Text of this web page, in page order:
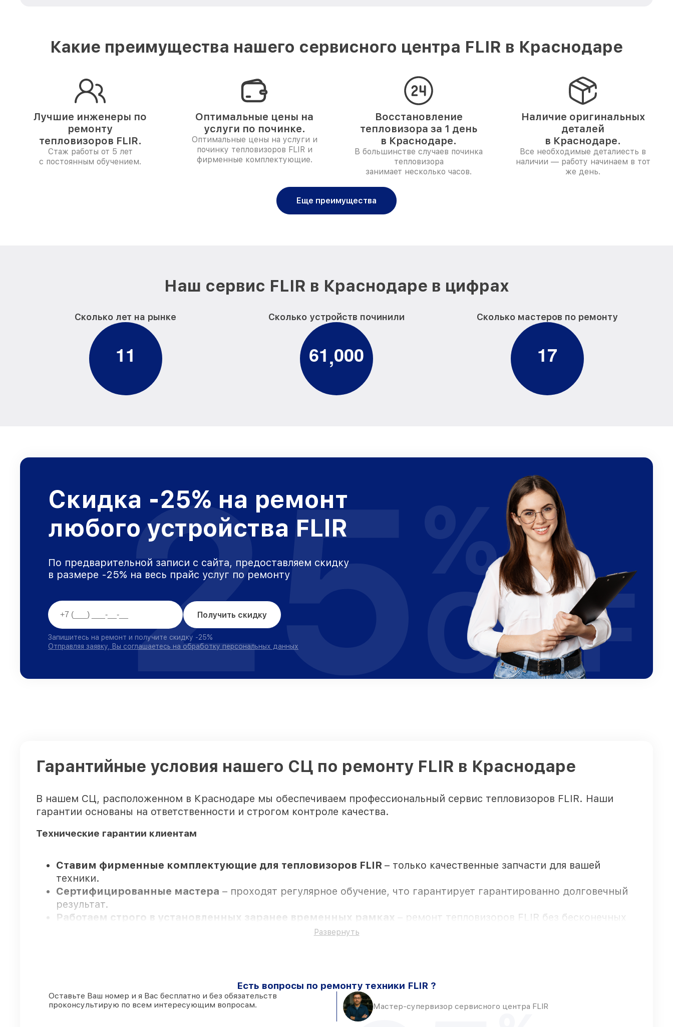
Какие преимущества нашего сервисного центра FLIR в Краснодаре
Лучшие инженеры по
ремонту
тепловизоров FLIR.
Стаж работы от 5 лет
с постоянным обучением.
Оптимальные цены на
услуги по починке.
Оптимальные цены на услуги и
починку тепловизоров FLIR и
фирменные комплектующие.
Восстановление
тепловизора за 1 день
в Краснодаре.
В большинстве случаев починка
тепловизора
занимает несколько часов.
Наличие оригинальных
деталей
в Краснодаре.
Все необходимые деталиесть в
наличии — работу начинаем в тот
же день.
Еще преимущества
Наш сервис FLIR в Краснодаре в цифрах
Сколько лет на рынке
11
Сколько устройств починили
61,000
Сколько мастеров по ремонту
17
Скидка -25% на ремонт
любого устройства FLIR
По предварительной записи с сайта, предоставляем скидку
в размере -25% на весь прайс услуг по ремонту
Получить скидку
Запишитесь на ремонт и получите скидку -25%
Отправляя заявку, Вы соглашаетесь на обработку персональных данных
25 %
OFF
Гарантийные условия нашего СЦ по ремонту FLIR в Краснодаре
В нашем СЦ, расположенном в Краснодаре мы обеспечиваем профессиональный сервис тепловизоров FLIR. Наши
гарантии основаны на ответственности и строгом контроле качества.
Технические гарантии клиентам
Ставим фирменные комплектующие для тепловизоров FLIR – только качественные запчасти для вашей
техники.
Сертифицированные мастера – проходят регулярное обучение, что гарантирует гарантированно долговечный
результат.
Работаем строго в установленных заранее временных рамках
– ремонт тепловизоров FLIR без бесконечных
ремонтов по ремонту выполняются с возможностью присутствия владельца
Развернуть
Есть вопросы по ремонту техники FLIR ?
Оставьте Ваш номер и я Вас бесплатно и без обязательств
проконсультирую по всем интересующим вопросам.
Мастер-супервизор сервисного центра FLIR